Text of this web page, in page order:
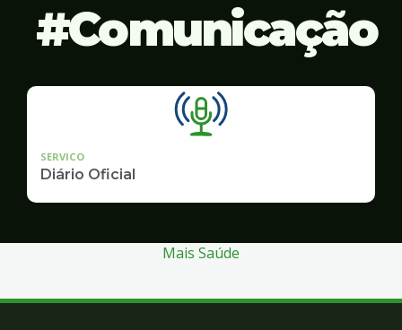
Comunicação
SERVICO
Diário Oficial
Mais Saúde